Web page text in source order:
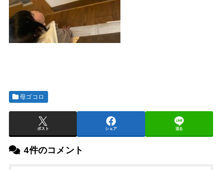
母ゴコロ
ポスト シェア 送る
4件のコメント